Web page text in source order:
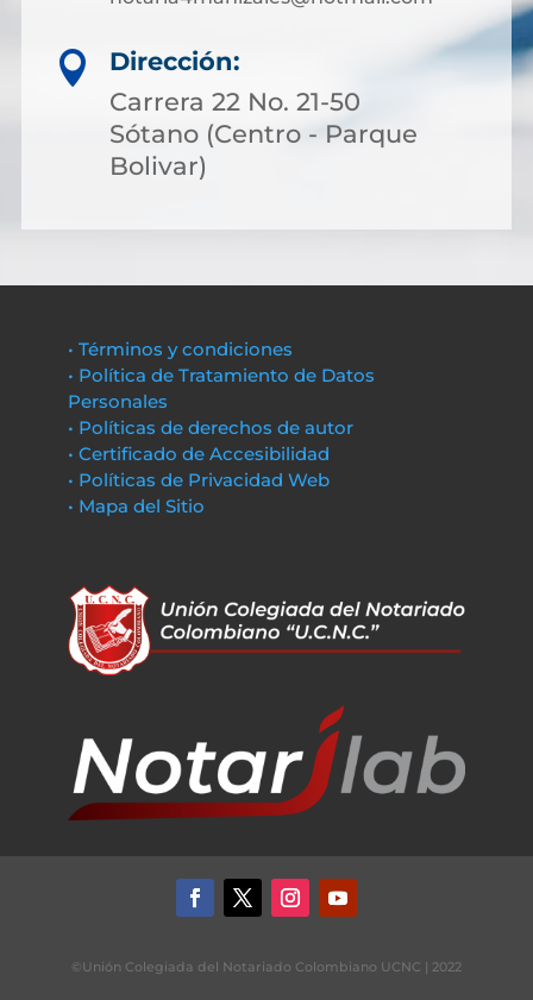

Dirección:
Carrera 22 No. 21-50
Sótano (Centro - Parque
Bolivar)
• Términos y condiciones
• Política de Tratamiento de Datos
Personales
• Políticas de derechos de autor
• Certificado de Accesibilidad
• Políticas de Privacidad Web
• Mapa del Sitio
©Unión Colegiada del Notariado Colombiano UCNC | 2022